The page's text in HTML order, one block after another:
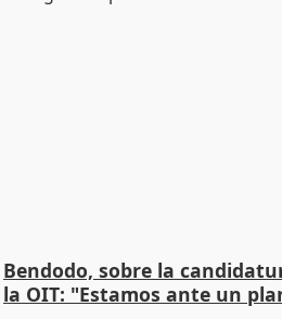
Bendodo, sobre la
la OIT: "Estamos ante un